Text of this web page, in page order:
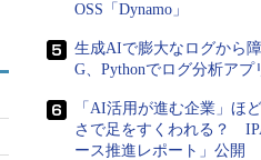
OSS「Dynamo」
生成AIで膨大なログから
G、Pythonでログ分析アプ
「AI活用が進む企業」ほ
さで足をすくわれる？
ース推進レポート」公開